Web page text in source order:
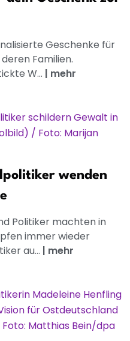
Geschenke für
Familien.
W... | mehr
wenden
Politiker machten in
immer wieder
au... | mehr